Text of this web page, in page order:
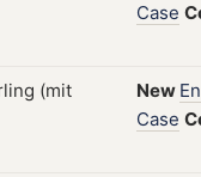
Case
New
Case